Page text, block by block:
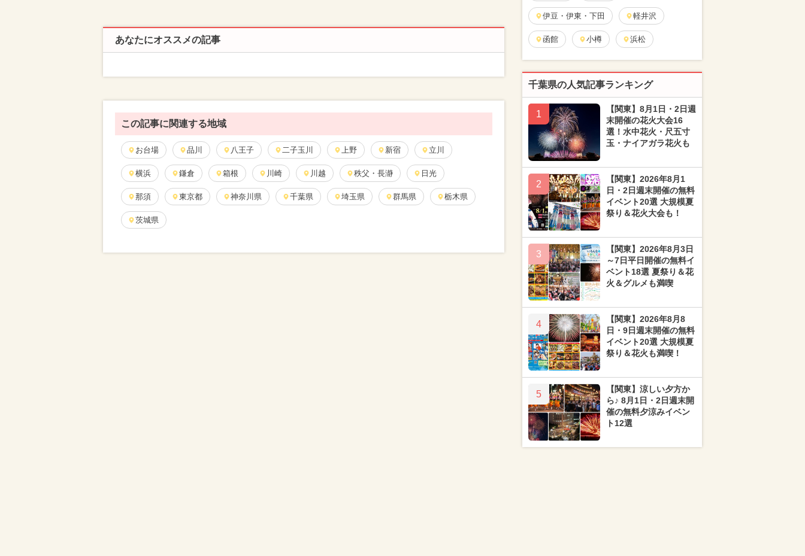
あなたにオススメの記事
この記事に関連する地域
お台場 品川 八王子 二子玉川 上野 新宿 立川
横浜 鎌倉 箱根 川崎 川越 秩父・長瀞 日光
那須 東京都 神奈川県 千葉県 埼玉県 群馬県 栃木県
茨城県
伊豆・伊東・下田 軽井沢
函館 小樽 浜松
千葉県の人気記事ランキング
1
【関東】8月1日・2日週
末開催の花火大会16
選！水中花火・尺五寸
玉・ナイアガラ花火も
2
【関東】2026年8月1
日・2日週末開催の無料
イベント20選 大規模夏
祭り＆花火大会も！
3
【関東】2026年8月3日
～7日平日開催の無料イ
ベント18選 夏祭り＆花
火＆グルメも満喫
4
【関東】2026年8月8
日・9日週末開催の無料
イベント20選 大規模夏
祭り＆花火も満喫！
5
【関東】涼しい夕方か
ら♪ 8月1日・2日週末開
催の無料夕涼みイベン
ト12選